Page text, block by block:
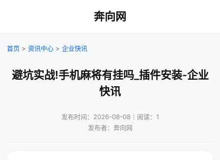
奔向网
首页 > 资讯中心 > 企业快讯
避坑实战!手机麻将有挂吗_插件安装-企业
快讯
发布时间：2026-08-08｜阅读：1
发布者：奔向网